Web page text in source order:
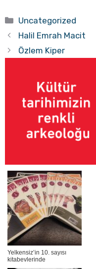
Kategoriler
Uncategorized
Halil Emrah Macit
Özlem Kiper
Yelkensiz’in 10. sayısı
kitabevlerinde